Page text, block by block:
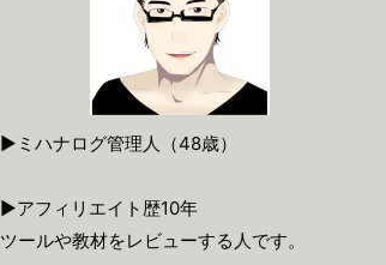
▶ミハナログ管理人（48歳）
▶アフィリエイト歴10年
ツールや教材をレビューする人です。